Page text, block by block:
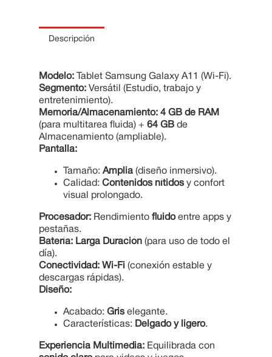
Descripción
Modelo: Tablet Samsung Galaxy A11 (Wi-Fi).
Segmento: Versátil (Estudio, trabajo y
entretenimiento).
Memoria/Almacenamiento: 4 GB de RAM
(para multitarea fluida) + 64 GB de
Almacenamiento (ampliable).
Pantalla:
Tamaño: Amplia (diseño inmersivo).
Calidad: Contenidos nítidos y confort
visual prolongado.
Procesador: Rendimiento fluidoentre apps y
pestañas.
Batería: Larga Duración (para uso de todo el
día).
Conectividad: Wi-Fi (conexión estable y
descargas rápidas).
Diseño:
Acabado: Gris elegante.
Características: Delgado y ligero.
Experiencia Multimedia: Equilibrada con